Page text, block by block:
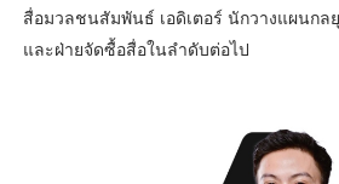
สื่อมวลชนสัมพันธ์ เอดิเตอร์ นักวางแผนกล
และฝ่ายจัดซื้อสื่อในลำดับต่อไป